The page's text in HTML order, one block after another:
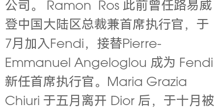
公司。 Ramon Ros 此前曾任路易威
登中国大陆区总裁兼首席执行官，于
7月加入Fendi，接替Pierre-
Emmanuel Angeloglou 成为 Fendi
新任首席执行官。Maria Grazia
Chiuri 于五月离开 Dior 后，于十月被